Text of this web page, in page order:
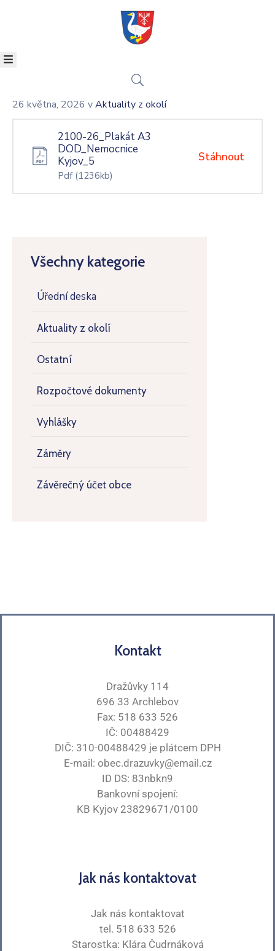
KULTURA
KONTAKT
ÚZEMNÍ
ZPRAVODAJ
Všechny kategorie
Úřední deska
Aktuality z okolí
Ostatní
Rozpočtové dokumenty
Vyhlášky
Záměry
Závěrečný účet obce
26 května, 2026 vAktuality z okolí
2100-26_Plakát A3
DOD_Nemocnice
Kyjov_5
Pdf (1236kb)
Stáhnout
Kontakt
Dražůvky 114
696 33 Archlebov
Fax: 518 633 526
IČ: 00488429
DIČ: 310-00488429 je plátcem DPH
E-mail: obec.drazuvky@email.cz
ID DS: 83nbkn9
Bankovní spojení:
KB Kyjov 23829671/0100
Jak nás kontaktovat
Jak nás kontaktovat
tel. 518 633 526
Starostka: Klára Čudrnáková